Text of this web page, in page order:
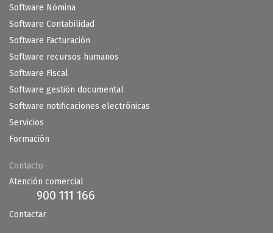
Software Nómina
Software Contabilidad
Software Facturación
Software recursos humanos
Software Fiscal
Software gestión documental
Software notificaciones electrónicas
Servicios
Formación
Contacto
Atención comercial
900 111 166
Contactar